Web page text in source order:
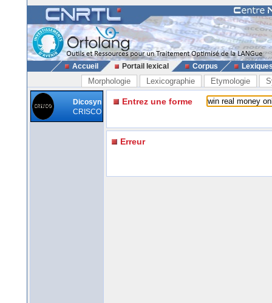
Accueil Portail lexical Corpus
Morphologie Lexicographie Etymologie
Dicosyn
CRISCO
Entrez une forme
Erreur